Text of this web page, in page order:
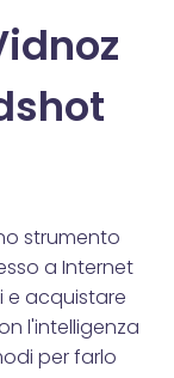
strumento
a Internet
e acquistare
l'intelligenza
per farlo